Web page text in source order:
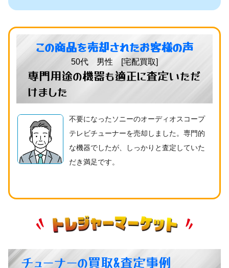
この商品を売却されたお客様の声
50代 男性 [宅配買取]
専門用途の機器も適正に査定いただ
けました
不要になったソニーのオーディオスコープ
テレビチューナーを売却しました。専門的
な機器でしたが、しっかりと査定していた
だき満足です。
チューナーの買取&査定事例